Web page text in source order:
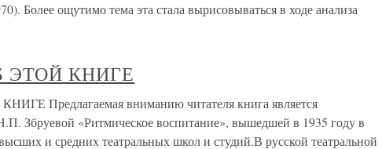
Более ощутимо тема эта стала вырисовываться в ходе анализа
ЭТОЙ КНИГЕ
Предлагаемая вниманию читателя книга является
Збруевой «Ритмическое воспитание», вышедшей в 1935 году в
и средних театральных школ и студий.В русской театральной